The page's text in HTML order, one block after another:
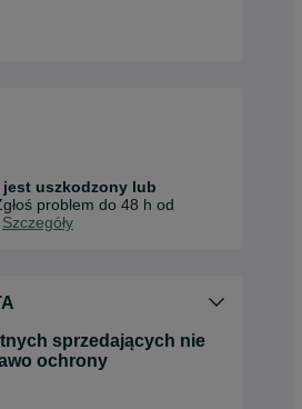
uszkodzony lub
problem do 48 h od
Szczegóły
sprzedających nie
ochrony